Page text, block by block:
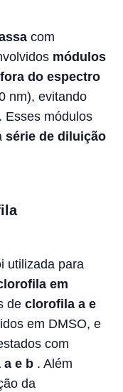
com
módulos
fora do espectro
nm), evitando
Esses módulos
série de diluição
utilizada para
em
de clorofila a e
em DMSO, e
com
e b . Além
da